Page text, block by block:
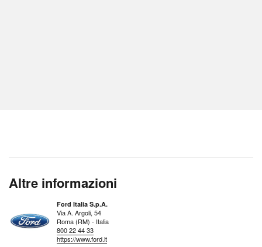
Altre informazioni
Ford Italia S.p.A.
Via A. Argoli, 54
Roma (RM) - Italia
800 22 44 33
https://www.ford.it